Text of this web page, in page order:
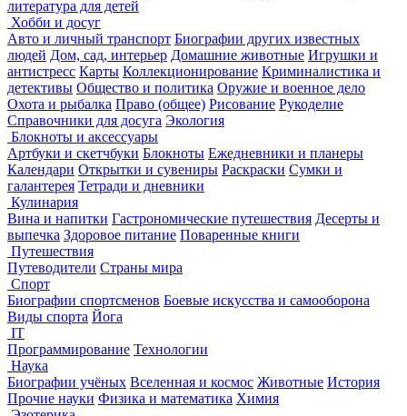
литература для детей
Хобби и досуг
Авто и личный транспорт Биографии других известных
людей Дом, сад, интерьер Домашние животные Игрушки и
антистресс Карты Коллекционирование Криминалистика и
детективы Общество и политика Оружие и военное дело
Охота и рыбалка Право (общее) Рисование Рукоделие
Справочники для досуга Экология
Блокноты и аксессуары
Артбуки и скетчбуки Блокноты Ежедневники и планеры
Календари Открытки и сувениры Раскраски Сумки и
галантерея Тетради и дневники
Кулинария
Вина и напитки Гастрономические путешествия Десерты и
выпечка Здоровое питание Поваренные книги
Путешествия
Путеводители Страны мира
Спорт
Биографии спортсменов Боевые искусства и самооборона
Виды спорта Йога
IT
Программирование Технологии
Наука
Биографии учёных Вселенная и космос Животные История
Прочие науки Физика и математика Химия